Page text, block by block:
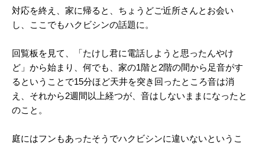
対応を終え、家に帰ると、ちょうどご近所さんとお会い
し、ここでもハクビシンの話題に。
回覧板を見て、「たけし君に電話しようと思ったんやけ
ど」から始まり、何でも、家の1階と2階の間から足音がす
るということで15分ほど天井を突き回ったところ音は消
え、それから2週間以上経つが、音はしないままになったと
のこと。
庭にはフンもあったそうでハクビシンに違いないというこ